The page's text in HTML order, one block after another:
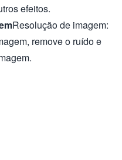
efeitos.
Resolução de imagem:
remove o ruído e